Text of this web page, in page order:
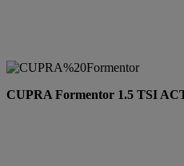
CUPRA Formentor 1.5 TSI